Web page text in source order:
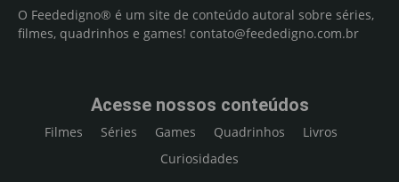
O Feededigno® é um site de conteúdo autoral sobre séries,
filmes, quadrinhos e games! contato@feededigno.com.br
Acesse nossos conteúdos
Filmes Séries Games Quadrinhos
Livros
Curiosidades